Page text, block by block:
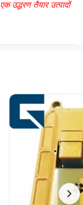
एक उद्धरण तैयार उत्पादों